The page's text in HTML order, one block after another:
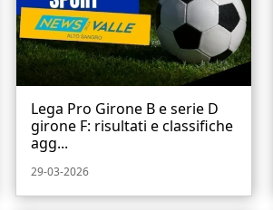
Lega Pro Girone B e serie D
girone F: risultati e classifiche
agg...
29-03-2026